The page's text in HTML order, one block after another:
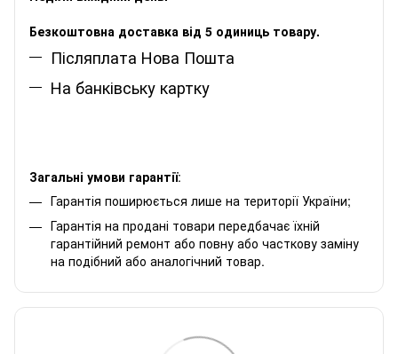
Безкоштовна доставка від 5 одиниць товару.
Післяплата Нова Пошта
На банківську картку
Загальні умови гарантії:
Гарантія поширюється лише на території України;
Гарантія на продані товари передбачає їхній
гарантійний ремонт або повну або часткову заміну
на подібний або аналогічний товар.